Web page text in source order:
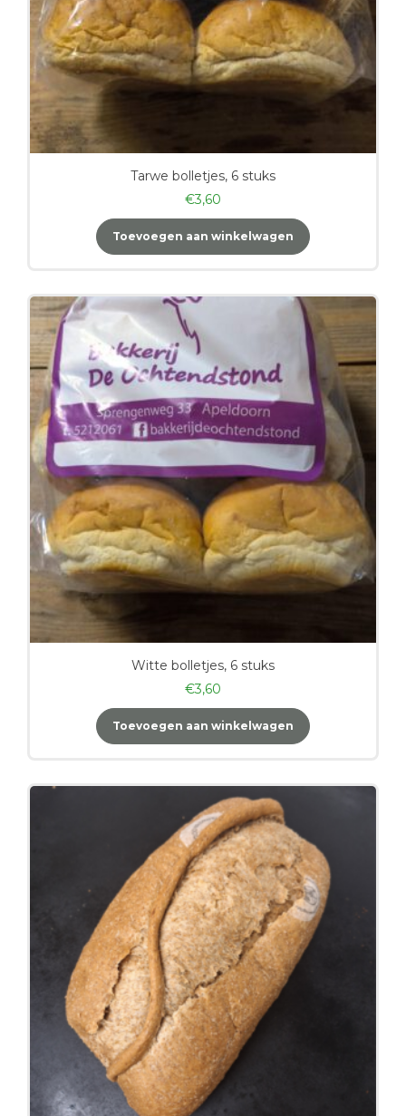
Tarwe bolletjes, 6 stuks
€3,60
Toevoegen aan winkelwagen
Witte bolletjes, 6 stuks
€3,60
Toevoegen aan winkelwagen